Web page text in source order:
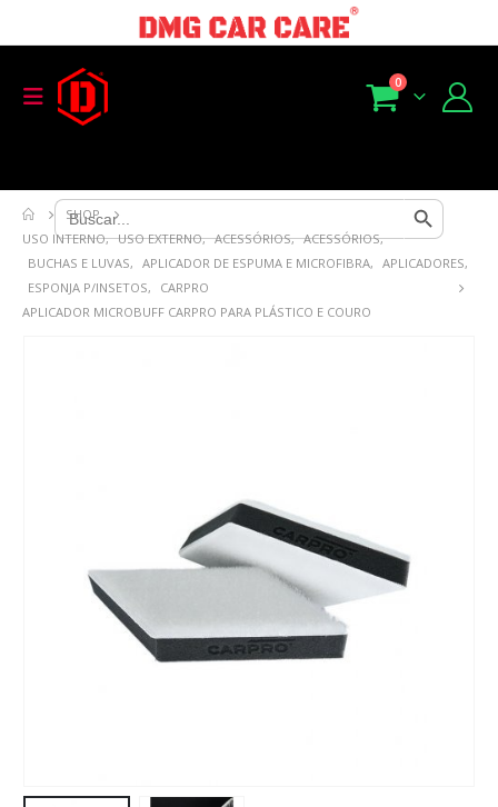
Search
for:
Search Button
0
SHOP
USO INTERNO, USO EXTERNO, ACESSÓRIOS, ACESSÓRIOS,
BUCHAS E LUVAS, APLICADOR DE ESPUMA E MICROFIBRA, APLICADORES,
ESPONJA P/INSETOS,
CARPRO
APLICADOR MICROBUFF CARPRO PARA PLÁSTICO E COURO